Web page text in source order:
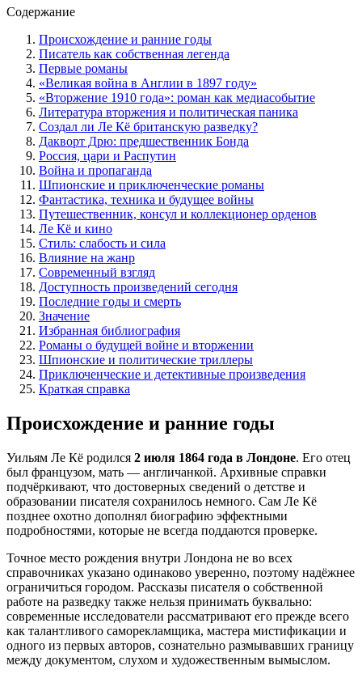
Содержание
Происхождение и ранние годы
Писатель как собственная легенда
Первые романы
«Великая война в Англии в 1897 году»
«Вторжение 1910 года»: роман как медиасобытие
Литература вторжения и политическая паника
Создал ли Ле Кё британскую разведку?
Дакворт Дрю: предшественник Бонда
Россия, цари и Распутин
Война и пропаганда
Шпионские и приключенческие романы
Фантастика, техника и будущее войны
Путешественник, консул и коллекционер орденов
Ле Кё и кино
Стиль: слабость и сила
Влияние на жанр
Современный взгляд
Доступность произведений сегодня
Последние годы и смерть
Значение
Избранная библиография
Романы о будущей войне и вторжении
Шпионские и политические триллеры
Приключенческие и детективные произведения
Краткая справка
Происхождение и ранние годы
Уильям Ле Кё родился 2 июля 1864 года в Лондоне. Его отец
был французом, мать — англичанкой. Архивные справки
подчёркивают, что достоверных сведений о детстве и
образовании писателя сохранилось немного. Сам Ле Кё
позднее охотно дополнял биографию эффектными
подробностями, которые не всегда поддаются проверке.
Точное место рождения внутри Лондона не во всех
справочниках указано одинаково уверенно, поэтому надёжнее
ограничиться городом. Рассказы писателя о собственной
работе на разведку также нельзя принимать буквально:
современные исследователи рассматривают его прежде всего
как талантливого саморекламщика, мастера мистификации и
одного из первых авторов, сознательно размывавших границу
между документом, слухом и художественным вымыслом.